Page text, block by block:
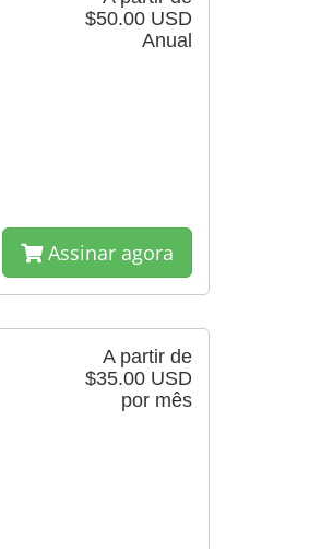
$50.00 USD
Anual
Assinar agora
A partir de
$35.00 USD
por mês